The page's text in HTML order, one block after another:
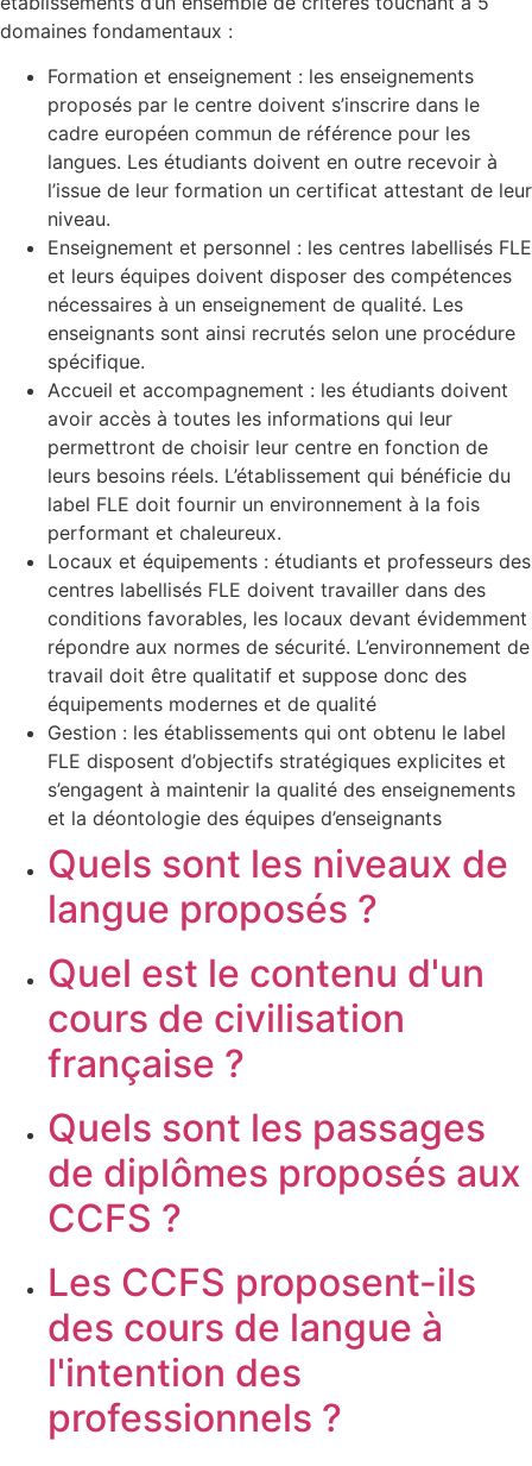
domaines fondamentaux :
Formation et enseignement : les enseignements
proposés par le centre doivent s’inscrire dans le
cadre européen commun de référence pour les
langues. Les étudiants doivent en outre recevoir à
l’issue de leur formation un certificat attestant de leur
niveau.
Enseignement et personnel : les centres labellisés FLE
et leurs équipes doivent disposer des compétences
nécessaires à un enseignement de qualité. Les
enseignants sont ainsi recrutés selon une procédure
spécifique.
Accueil et accompagnement : les étudiants doivent
avoir accès à toutes les informations qui leur
permettront de choisir leur centre en fonction de
leurs besoins réels. L’établissement qui bénéficie du
label FLE doit fournir un environnement à la fois
performant et chaleureux.
Locaux et équipements : étudiants et professeurs des
centres labellisés FLE doivent travailler dans des
conditions favorables, les locaux devant évidemment
répondre aux normes de sécurité. L’environnement de
travail doit être qualitatif et suppose donc des
équipements modernes et de qualité
Gestion : les établissements qui ont obtenu le label
FLE disposent d’objectifs stratégiques explicites et
s’engagent à maintenir la qualité des enseignements
et la déontologie des équipes d’enseignants
Quels sont les niveaux de
langue proposés ?
Quel est le contenu d'un
cours de civilisation
française ?
Quels sont les passages
de diplômes proposés aux
CCFS ?
Les CCFS proposent-ils
des cours de langue à
l'intention des
professionnels ?